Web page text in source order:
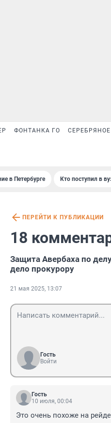
ФОНТАНКА ГО
в Петербурге Кто поступил в
ПЕРЕЙТИ К ПУБЛИКАЦИИ
18
Защита Авербаха по
дело прокурору
21 мая 2025, 13:07
Гость
Войти
Гость
10 июля, 00:04
Это очень похоже на